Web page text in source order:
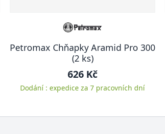
Petromax Chňapky Aramid Pro 300
(2 ks)
626 Kč
Dodání : expedice za 7 pracovních dní